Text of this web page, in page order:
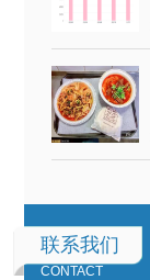
联系我们
CONTACT